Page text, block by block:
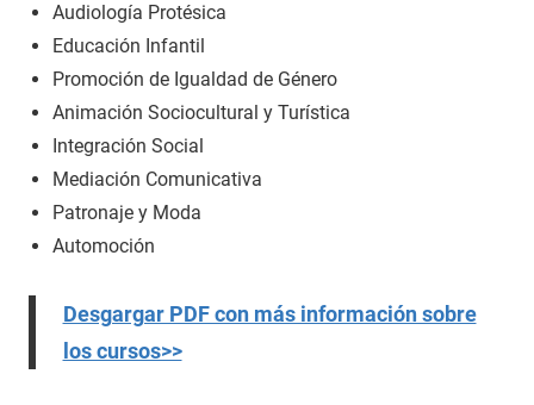
Audiología Protésica
Educación Infantil
Promoción de Igualdad de Género
Animación Sociocultural y Turística
Integración Social
Mediación Comunicativa
Patronaje y Moda
Automoción
Desgargar PDF con más información sobre
los cursos>>